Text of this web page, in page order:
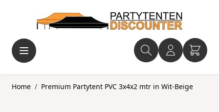
Home / Premium Partytent PVC 3x4x2 mtr in Wit-Beige